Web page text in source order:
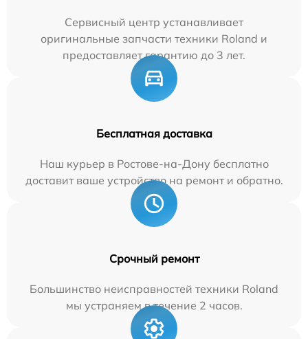
Сервисный центр устанавливает
оригинальные запчасти техники Roland и
предоставляет гарантию до 3 лет.
Бесплатная доставка
Наш курьер в Ростове-на-Дону бесплатно
доставит ваше устройство на ремонт и обратно.
Срочный ремонт
Большинство неисправностей техники Roland
мы устраняем в течение 2 часов.